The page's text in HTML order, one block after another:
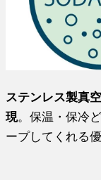
ステンレス製真
現。保温・保冷
ープしてくれる